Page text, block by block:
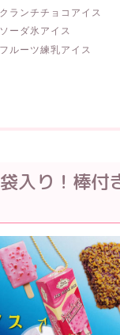
クランチチョコアイス
ソーダ氷アイス
フルーツ練乳アイス
入り！棒付